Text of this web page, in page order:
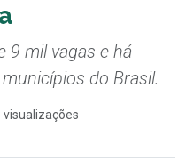
9 mil vagas e há
do Brasil.
visualizações